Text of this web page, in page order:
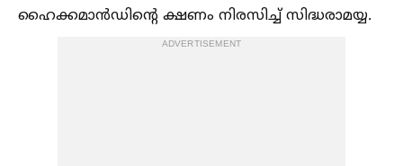
ഹൈക്കമാൻഡിന്റെ ക്ഷണം നിരസിച്ച്‌ സിദ്ധരാമയ്യ.
ADVERTISEMENT